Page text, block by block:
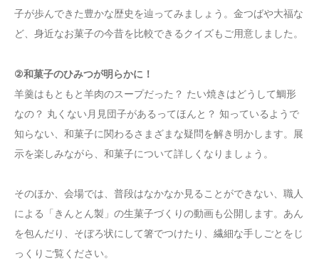
子が歩んできた豊かな歴史を辿ってみましょう。金つばや大福な
ど、身近なお菓子の今昔を比較できるクイズもご用意しました。
②和菓子のひみつが明らかに！
羊羹はもともと羊肉のスープだった？ たい焼きはどうして鯛形
なの？ 丸くない月見団子があるってほんと？ 知っているようで
知らない、和菓子に関わるさまざまな疑問を解き明かします。展
示を楽しみながら、和菓子について詳しくなりましょう。
そのほか、会場では、普段はなかなか見ることができない、職人
による「きんとん製」の生菓子づくりの動画も公開します。あん
を包んだり、そぼろ状にして箸でつけたり、繊細な手しごとをじ
っくりご覧ください。